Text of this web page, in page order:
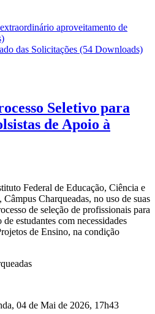
aproveitamento de
das Solicitações (54 Downloads)
Seletivo para
de Apoio à
Federal de Educação, Ciência e
Charqueadas, no uso de suas
de seleção de profissionais para
estudantes com necessidades
de Ensino, na condição
04 de Mai de 2026, 17h43